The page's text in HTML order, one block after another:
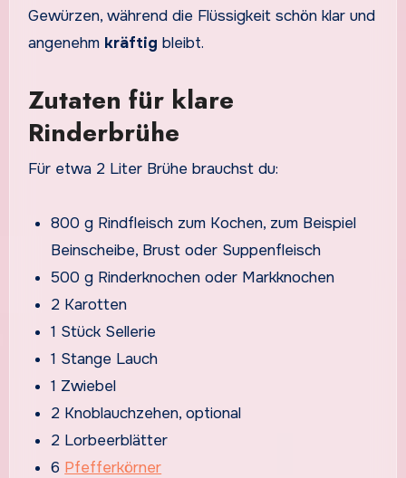
Gewürzen, während die Flüssigkeit schön klar und
angenehm kräftig bleibt.
Zutaten für klare
Rinderbrühe
Für etwa 2 Liter Brühe brauchst du:
800 g Rindfleisch zum Kochen, zum Beispiel
Beinscheibe, Brust oder Suppenfleisch
500 g Rinderknochen oder Markknochen
2 Karotten
1 Stück Sellerie
1 Stange Lauch
1 Zwiebel
2 Knoblauchzehen, optional
2 Lorbeerblätter
6 Pfefferkörner